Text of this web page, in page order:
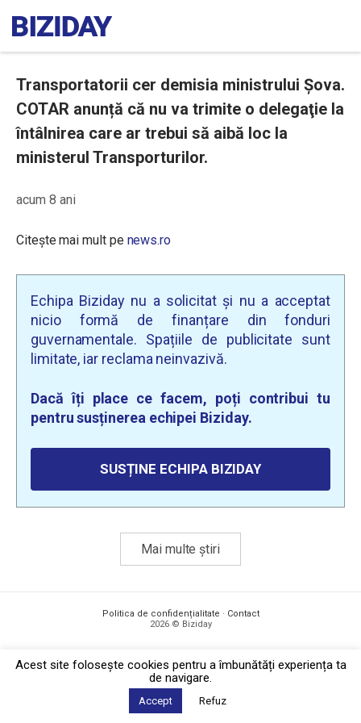
Transportatorii cer demisia ministrului Șova.
COTAR anunță că nu va trimite o delegaţie la
întâlnirea care ar trebui să aibă loc la
ministerul Transporturilor.
acum 8 ani
Citește mai mult pe news.ro
Echipa Biziday nu a solicitat și nu a acceptat
nicio formă de finanțare din fonduri
guvernamentale. Spațiile de publicitate sunt
limitate, iar reclama neinvazivă.
Dacă îți place ce facem, poți contribui tu
pentru susținerea echipei Biziday.
SUSȚINE ECHIPA BIZIDAY
Mai multe știri
Politica de confidențialitate · Contact
2026 © Biziday
Acest site foloseşte cookies pentru a îmbunătăți experiența ta
de navigare.
Accept Refuz